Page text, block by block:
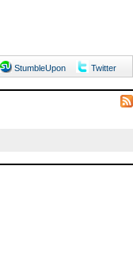
StumbleUpon Twitter